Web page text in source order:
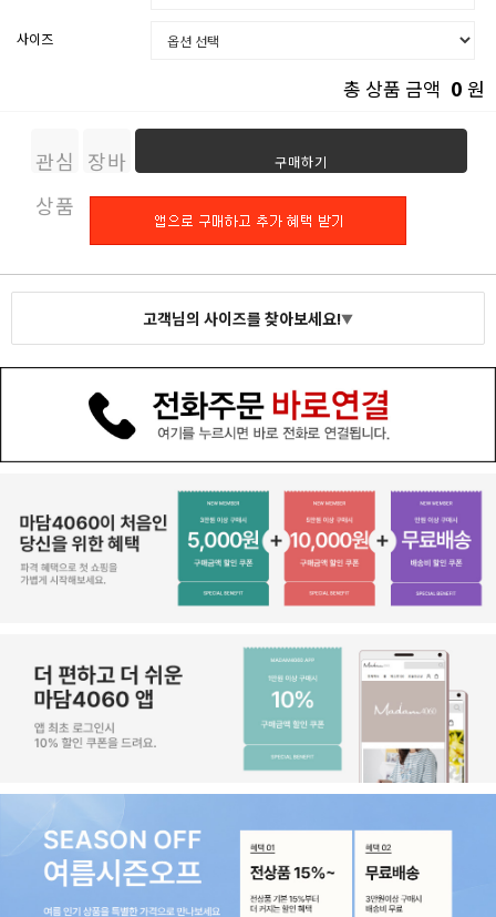
사이즈
총 상품 금액 0 원
관심
상품
장바
구니
구매하기
고객님의 사이즈를 찾아보세요!▼